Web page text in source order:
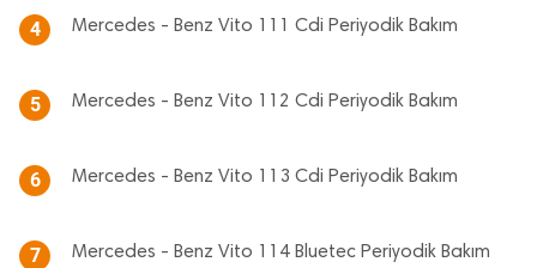
4 Mercedes - Benz Vito 111 Cdi Periyodik Bakım
5 Mercedes - Benz Vito 112 Cdi Periyodik Bakım
6 Mercedes - Benz Vito 113 Cdi Periyodik Bakım
7 Mercedes - Benz Vito 114 Bluetec Periyodik Bakım